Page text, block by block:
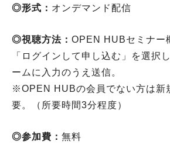
◎形式： オンデマンド配信
◎視聴方法： OPEN HUBセミナー
「ログインして申し込む」を選択
ームに入力のうえ送信。
※OPEN HUBの会員でない方は新
要。（所要時間3分程度）
◎参加費： 無料